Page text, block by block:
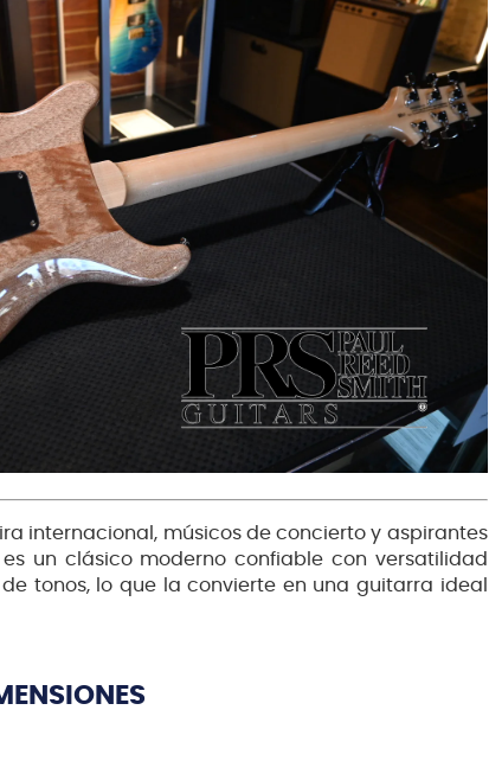
internacional, músicos de concierto y aspirantes
un clásico moderno confiable con versatilidad
tonos, lo que la convierte en una guitarra ideal